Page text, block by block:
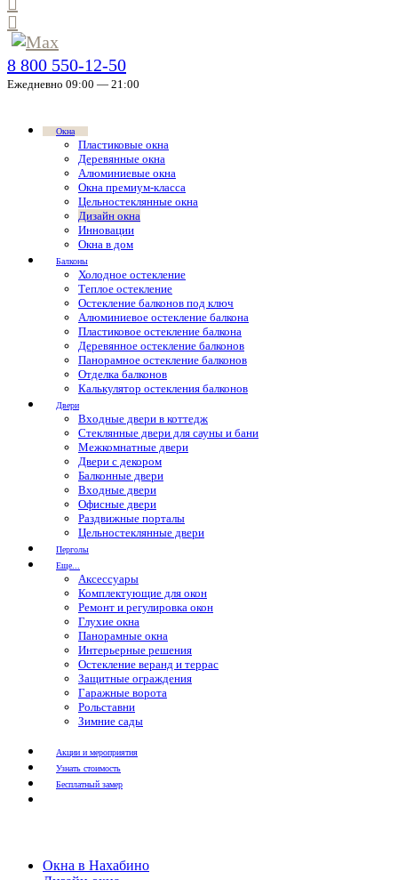
8 800 550-12-50
Ежедневно 09:00 — 21:00
Окна
Пластиковые окна
Деревянные окна
Алюминиевые окна
Окна премиум-класса
Цельностеклянные окна
Дизайн окна
Инновации
Окна в дом
Балконы
Холодное остекление
Теплое остекление
Остекление балконов под ключ
Алюминиевое остекление балкона
Пластиковое остекление балкона
Деревянное остекление балконов
Панорамное остекление балконов
Отделка балконов
Калькулятор остекления балконов
Двери
Входные двери в коттедж
Стеклянные двери для сауны и бани
Межкомнатные двери
Двери с декором
Балконные двери
Входные двери
Офисные двери
Раздвижные порталы
Цельностеклянные двери
Перголы
Еще...
Аксессуары
Комплектующие для окон
Ремонт и регулировка окон
Глухие окна
Панорамные окна
Интерьерные решения
Остекление веранд и террас
Защитные ограждения
Гаражные ворота
Рольставни
Зимние сады
Акции и мероприятия
Узнать стоимость
Бесплатный замер
Окна в Нахабино